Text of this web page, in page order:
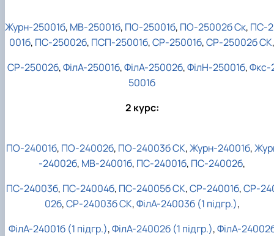
Кафедра філософії та міжнародної
комунікації
Кафедра культурології
Журн-25001б, МВ-25001б, ПО-25001б, ПО-25002б Ск, ПС-
001б, ПС-25002б, ПСП-25001б,СР-25001б,СР-25002б СК,
СР-25002б,ФілА-25001б,ФілА-25002б,ФілН-25001б,Фкс-
5001б
2 курс:
ПО-24001б, ПО-24002б, ПО-24003б СК,Журн-24001б,
-24002б, МВ-24001б, ПС-24001б, ПС-24002б,
ПС-24003б, ПС-24004б, ПС-24005б СК,СР-24001б,СР-
02б,СР-24003б СК,ФілА-24003б (1 підгр.),
ФілА-24001б (1 підгр.),ФілА-24002б (1 підгр.),ФілА-